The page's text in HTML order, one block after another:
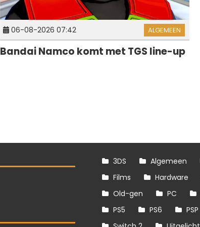
06-08-2026 07:42 ALGEMEEN
Bandai Namco komt met TGS line-up
3DS Algemeen
Films
Hardware
Old-gen
PC
PS5
PS6 PSP